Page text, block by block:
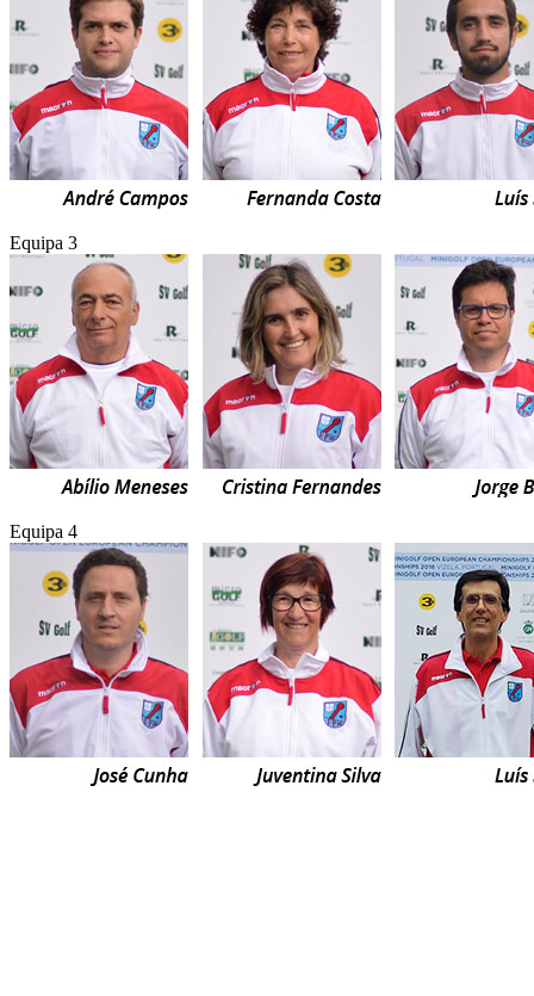
Equipa 3
Equipa 4